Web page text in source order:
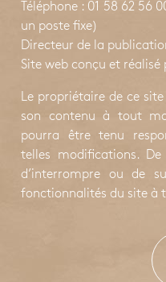
Téléphone : 01 58 62 56
un poste fixe)
Directeur de la
Site web conçu et réalisé
Le propriétaire de ce
son contenu à tout
pourra être tenu
telles modifications.
d’interrompre ou de
fonctionnalités du site à